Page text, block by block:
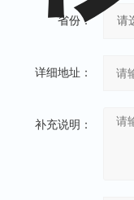
省份：
详细地址：
补充说明：